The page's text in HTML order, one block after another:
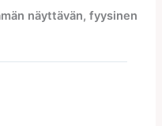
näyttävän, fyysinen